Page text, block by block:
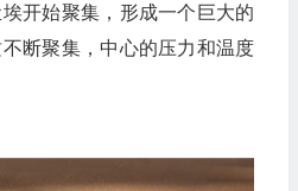
开始聚集，形成一个巨大的
断聚集，中心的压力和温度